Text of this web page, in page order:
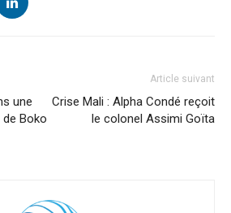
une
Boko
Article suivant
Crise Mali : Alpha Condé reçoit
le colonel Assimi Goïta